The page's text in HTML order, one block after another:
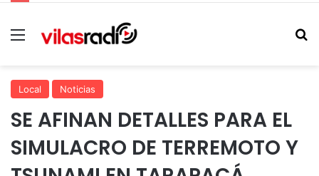
Menú
Local Noticias
SE AFINAN DETALLES PARA EL
SIMULACRO DE TERREMOTO Y